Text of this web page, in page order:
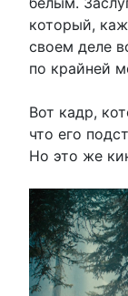
который,
своем деле
по крайней
Вот кадр,
что его
Но это же